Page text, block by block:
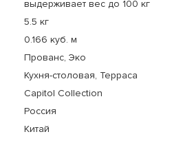
выдерживает вес до 100 кг
5.5 кг
0.166 куб. м
Прованс, Эко
Кухня-столовая, Терраса
Capitol Collection
Россия
Китай